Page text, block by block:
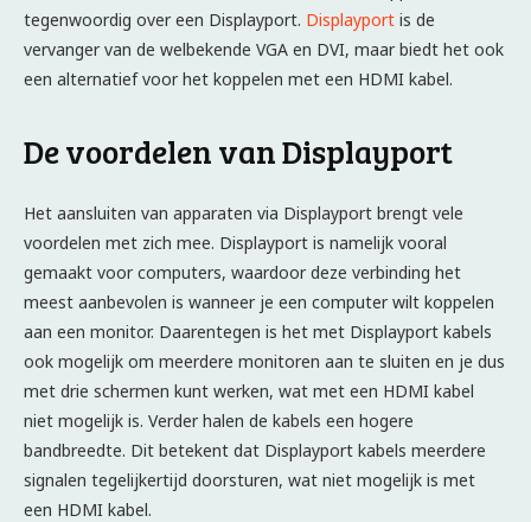
tegenwoordig over een Displayport. Displayport is de
vervanger van de welbekende VGA en DVI, maar biedt het ook
een alternatief voor het koppelen met een HDMI kabel.
De voordelen van Displayport
Het aansluiten van apparaten via Displayport brengt vele
voordelen met zich mee. Displayport is namelijk vooral
gemaakt voor computers, waardoor deze verbinding het
meest aanbevolen is wanneer je een computer wilt koppelen
aan een monitor. Daarentegen is het met Displayport kabels
ook mogelijk om meerdere monitoren aan te sluiten en je dus
met drie schermen kunt werken, wat met een HDMI kabel
niet mogelijk is. Verder halen de kabels een hogere
bandbreedte. Dit betekent dat Displayport kabels meerdere
signalen tegelijkertijd doorsturen, wat niet mogelijk is met
een HDMI kabel.